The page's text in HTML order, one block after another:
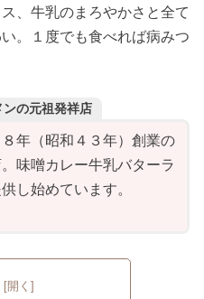
、牛乳のまろやかさと全て
。１度でも食べれば病みつ
の元祖発祥店
年（昭和４３年）創業の
味噌カレー牛乳バターラ
し始めています。